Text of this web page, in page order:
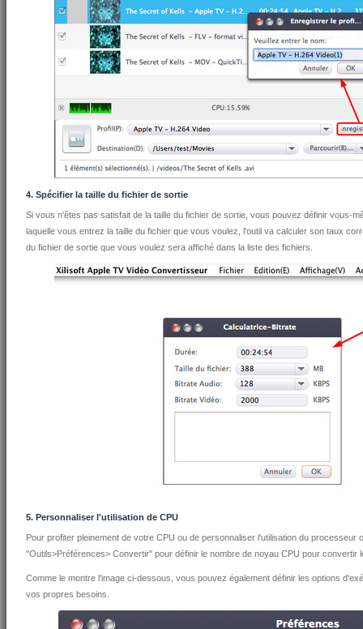
4. Spécifier la taille du fichier de sortie
Si vous n'êtes pas satisfait de la taille du fichier de sortie, vous pouvez définir vous-
laquelle vous entrez la taille du fichier que vous voulez, l'outil va calculer son taux
du fichier de sortie que vous voulez sera affiché dans la liste des fichiers.
5. Personnaliser l'utilisation de CPU
Pour profiter pleinement de votre CPU ou de personnaliser l'utilisation du processeur
"Outils>Préférences> Convertir" pour définir le nombre de noyau CPU pour convertir
Comme le montre l'image ci-dessous, vous pouvez également définir les options
vos propres besoins.